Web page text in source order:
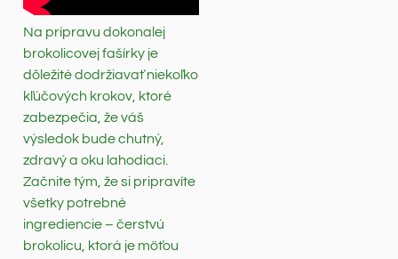
Na prípravu dokonalej
brokolicovej fašírky je
dôležité dodržiavať niekoľko
kľúčových krokov, ktoré
zabezpečia, že váš
výsledok bude chutný,
zdravý a oku lahodiaci.
Začnite tým, že si pripravíte
všetky potrebné
ingrediencie – čerstvú
brokolicu, ktorá je möťou